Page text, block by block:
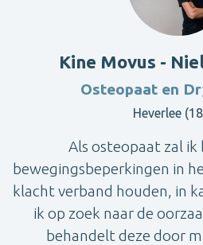
Kine Movus -
Osteopaat en
Heverlee
Als osteopaat zal ik
bewegingsbeperkingen in
klacht verband houden, in
ik op zoek naar de
behandelt deze door